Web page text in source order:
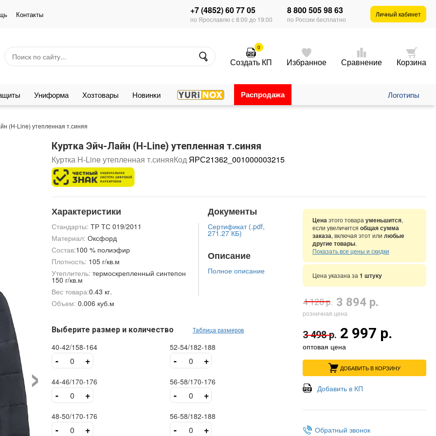
Контакты +7 (4852) 60 77 05
по Ярославлю с 8:00 до 19:00
8 800 505 98 63
по России бесплатно
Личный кабинет
0
Создать КП Избранное Сравнение Корзина
Униформа Хозтовары Новинки Распродажа Логотипы
(H-Line) утепленная т.синяя
›
Куртка Эйч-Лайн (H-Line) утепленная т.синяя
Куртка H-Line утепленная т.синяяКод ЯРС21362_001000003215
Характеристики
Стандарты: ТР ТС 019/2011
Материал: Оксфорд
Состав:100 % полиэфир
Плотность: 105 г/кв.м
Утеплитель: термоскрепленный синтепон
150 г/кв.м
Вес товара:0.43 кг.
Объем: 0.006 куб.м
Документы
Сертификат (.pdf,
271.27 КБ)
Описание
Полное описание
Выберите размер и количество Таблица размеров
40-42/158-164
- +
44-46/170-176
- +
48-50/170-176
- +
52-54/182-188
- +
56-58/170-176
- +
56-58/182-188
- +
Ценаэтого товара уменьшится,
если увеличится общая сумма
заказа, включая этот или любые
другие товары.
Показать все цены и скидки
Цена указана за 1 штуку
4 128 р. 3 894 р.
розничная цена
3 498 р. 2 997 р.
оптовая цена
ДОБАВИТЬ В КОРЗИНУ
Добавить в КП
Обратный звонок